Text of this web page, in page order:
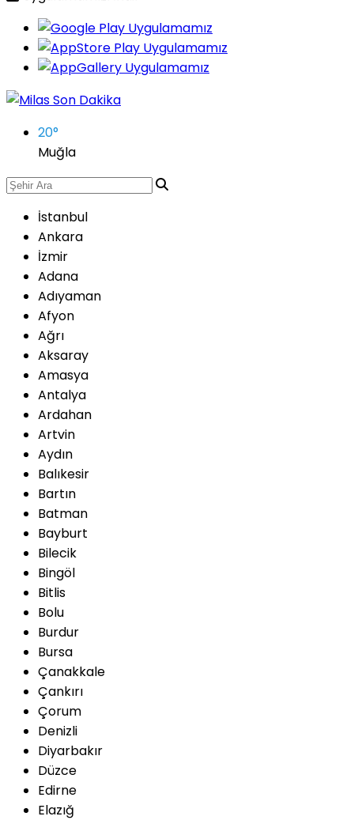
20°
Muğla
İstanbul
Ankara
İzmir
Adana
Adıyaman
Afyon
Ağrı
Aksaray
Amasya
Antalya
Ardahan
Artvin
Aydın
Balıkesir
Bartın
Batman
Bayburt
Bilecik
Bingöl
Bitlis
Bolu
Burdur
Bursa
Çanakkale
Çankırı
Çorum
Denizli
Diyarbakır
Düzce
Edirne
Elazığ